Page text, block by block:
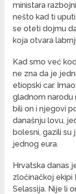
ministara
nešto kad ti
se oteti dojmu
koja otvara
Kad smo već
ne zna da je
etiopski car.
gladnom narodu
bili on i njegovi
današnju lovu,
bolesni, gazili su
jednog eura.
Hrvatska danas
zločinačkoj ekipi
Selassija. Nije li